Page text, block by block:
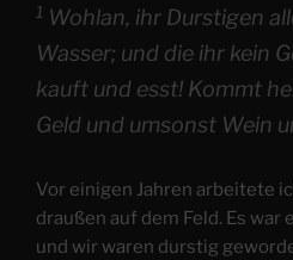
1 Wohlan, ihr Durstigen
Wasser; und die ihr kein
kauft und esst! Kommt
Geld und umsonst Wein
Vor einigen Jahren arbeitete
draußen auf dem Feld. Es war
und wir waren durstig